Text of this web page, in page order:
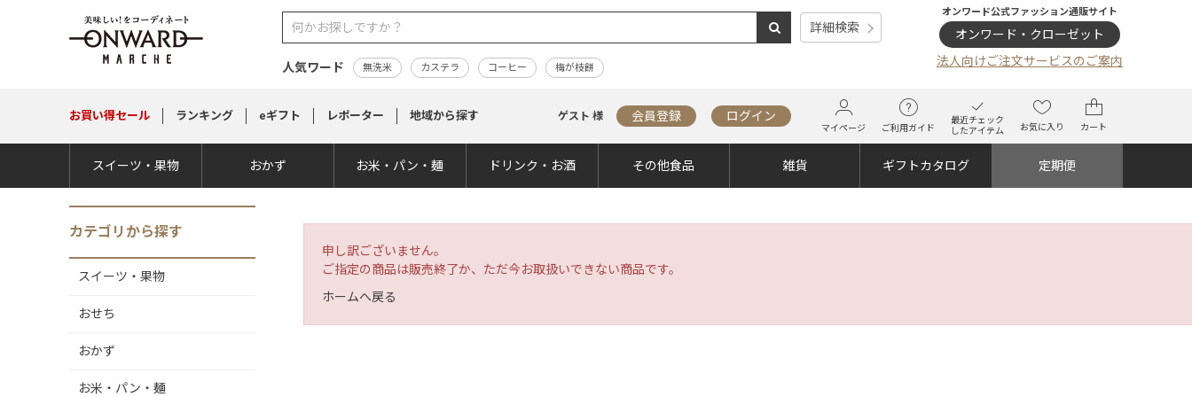
詳細検索
人気ワード 無洗米 カステラ コーヒー 梅が枝餅
オンワード公式ファッション通販サイト
オンワード・クローゼット
法人向けご注文サービスのご案内
お買い得セール ランキング eギフト レポーター 地域から探す ゲスト 様 会員登録 ログイン
マイページ ご利用ガイド
最近チェック
したアイテム
お気に入り カート
スイーツ・果物 おかず お米・パン・麺 ドリンク・お酒 その他食品 雑貨 ギフトカタログ 定期便
カテゴリから探す
スイーツ・果物
おせち
おかず
お米・パン・麺
申し訳ございません。
ご指定の商品は販売終了か、ただ今お取扱いできない商品です。
ホームへ戻る